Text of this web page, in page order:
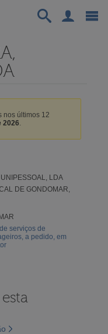
nos últimos 12
2026.
LDA
DE GONDOMAR,
serviços de
a pedido, em